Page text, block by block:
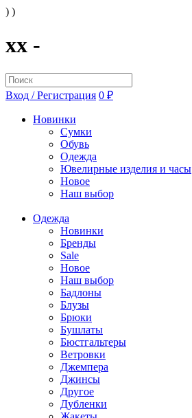
) )
xx -
Вход / Регистрация 0 ₽
Новинки
Сумки
Обувь
Одежда
Ювелирные изделия и часы
Новое
Наш выбор
Одежда
Новинки
Бренды
Sale
Новое
Наш выбор
Бадлоны
Блузы
Брюки
Бушлаты
Бюстгальтеры
Ветровки
Джемпера
Джинсы
Другое
Дубленки